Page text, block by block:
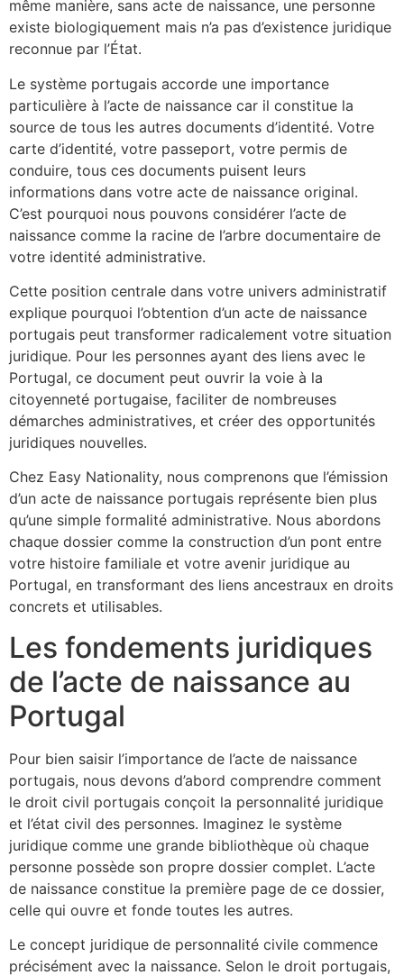
même manière, sans acte de naissance, une personne
existe biologiquement mais n’a pas d’existence juridique
reconnue par l’État.
Le système portugais accorde une importance
particulière à l’acte de naissance car il constitue la
source de tous les autres documents d’identité. Votre
carte d’identité, votre passeport, votre permis de
conduire, tous ces documents puisent leurs
informations dans votre acte de naissance original.
C’est pourquoi nous pouvons considérer l’acte de
naissance comme la racine de l’arbre documentaire de
votre identité administrative.
Cette position centrale dans votre univers administratif
explique pourquoi l’obtention d’un acte de naissance
portugais peut transformer radicalement votre situation
juridique. Pour les personnes ayant des liens avec le
Portugal, ce document peut ouvrir la voie à la
citoyenneté portugaise, faciliter de nombreuses
démarches administratives, et créer des opportunités
juridiques nouvelles.
Chez Easy Nationality, nous comprenons que l’émission
d’un acte de naissance portugais représente bien plus
qu’une simple formalité administrative. Nous abordons
chaque dossier comme la construction d’un pont entre
votre histoire familiale et votre avenir juridique au
Portugal, en transformant des liens ancestraux en droits
concrets et utilisables.
Les fondements juridiques
de l’acte de naissance au
Portugal
Pour bien saisir l’importance de l’acte de naissance
portugais, nous devons d’abord comprendre comment
le droit civil portugais conçoit la personnalité juridique
et l’état civil des personnes. Imaginez le système
juridique comme une grande bibliothèque où chaque
personne possède son propre dossier complet. L’acte
de naissance constitue la première page de ce dossier,
celle qui ouvre et fonde toutes les autres.
Le concept juridique de personnalité civile commence
précisément avec la naissance. Selon le droit portugais,